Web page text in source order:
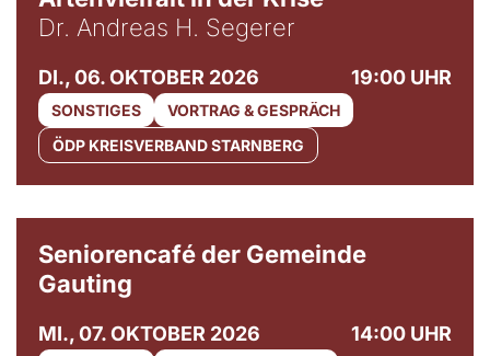
Dr. Andreas H. Segerer
DI., 06. OKTOBER 2026 19:00 UHR
SONSTIGES
VORTRAG & GESPRÄCH
ÖDP KREISVERBAND STARNBERG
Seniorencafé der Gemeinde
Gauting
MI., 07. OKTOBER 2026 14:00 UHR